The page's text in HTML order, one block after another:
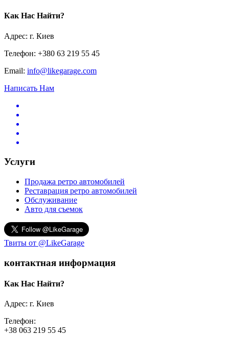
Как Нас Найти?
Адрес: г. Киев
Телефон: +380 63 219 55 45
Email: info@likegarage.com
Написать Нам
Услуги
Продажа ретро автомобилей
Реставрация ретро автомобилей
Обслуживание
Авто для съемок
Твиты от @LikeGarage
контактная информация
Как Нас Найти?
Адрес: г. Киев
Телефон:
+38 063 219 55 45